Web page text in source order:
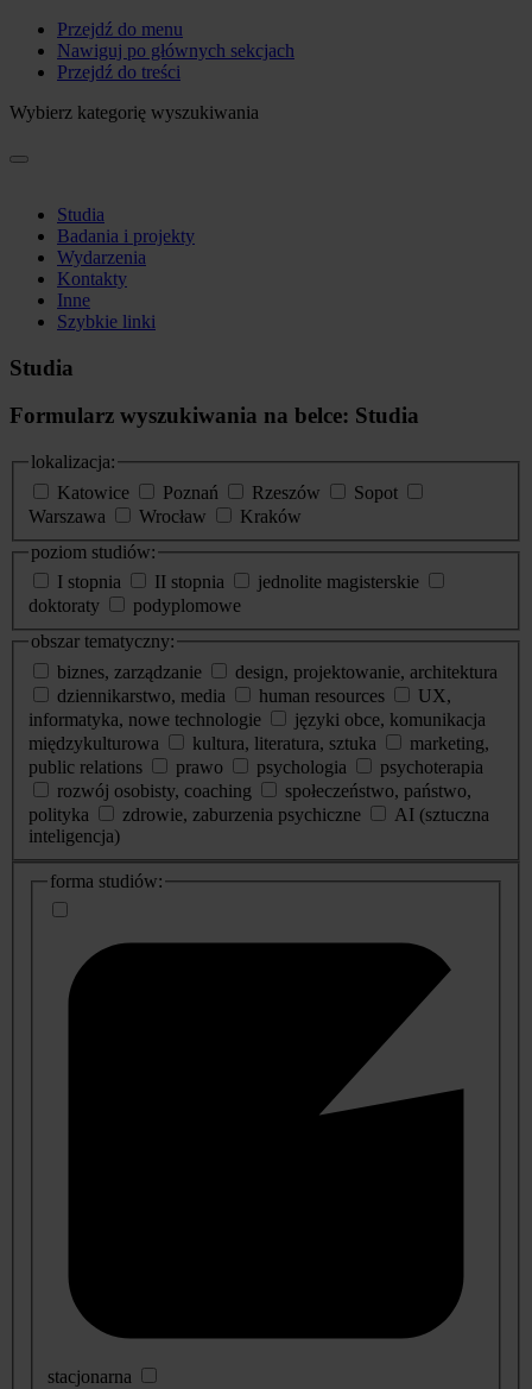
Przejdź do menu
Nawiguj po głównych sekcjach
Przejdź do treści
Wybierz kategorię wyszukiwania
Studia
Badania i projekty
Wydarzenia
Kontakty
Inne
Szybkie linki
Studia
Formularz wyszukiwania na belce: Studia
lokalizacja:
Katowice
Poznań Rzeszów
Sopot
Warszawa
Wrocław
Kraków
poziom studiów:
I stopnia
II stopnia
jednolite magisterskie
doktoraty
podyplomowe
obszar tematyczny:
biznes, zarządzanie
design, projektowanie, architektura
dziennikarstwo, media
human resources
UX,
informatyka, nowe technologie
języki obce, komunikacja
międzykulturowa
kultura, literatura, sztuka
marketing,
public relations
prawo psychologia
psychoterapia
rozwój osobisty, coaching
społeczeństwo, państwo,
polityka
zdrowie, zaburzenia psychiczne
AI (sztuczna
inteligencja)
dodatkowe
informacje
forma studiów:
stacjonarna